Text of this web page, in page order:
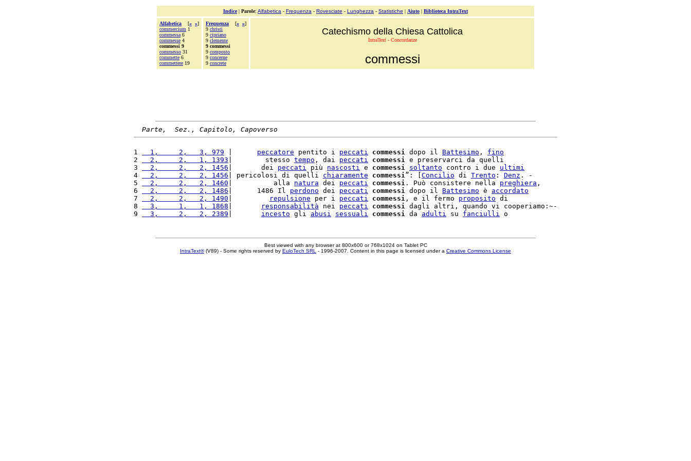
Indice| Parole: Alfabetica - Frequenza - Rovesciate - Lunghezza - Statistiche | Aiuto | Biblioteca IntraText
Alfabetica [« »]
commercium 1
commessa 6
commesse 4
commessi 9
commesso 31
commette 6
commettere 19
Frequenza [« »]
9 christi
9 cipriano
9 clemente
9 commessi
9 composto
9 concerne
9 concrete
Catechismo della Chiesa Cattolica
IntraText - Concordanze
commessi
Parte,  Sez., Capitolo, Capoverso
1
  1,     2,   3, 979
peccatore pentito i peccati commessi dopo il Battesimo , fino
2
  2,     2,   1, 1393
|        stesso tempo , dai peccati commessi e preservarci da quelli
3
  2,     2,   2, 1456
|       dei peccati più nascosti e commessi soltanto contro i due ultimi
4
  2,     2,   2, 1456
| pericolosi di quelli chiaramente commessi”: [ Concilio di Trento : Denz . -
5
  2,     2,   2, 1460
|          alla natura dei peccati commessi . Può consistere nella preghiera ,
6
  2,     2,   2, 1486
|      1486 Il perdono dei peccati commessi dopo il Battesimo è accordato
7
  2,     2,   2, 1490
repulsione per i peccati commessi , e il fermo proposito di
8
  3,     1,   1, 1868
responsabilità nei peccati commessi dagli altri, quando vi cooperiamo:~-
9
  3,     2,   2, 2389
incesto gli abusi sessuali commessi da adulti su fanciulli
Best viewed with any browser at 800x600 or 768x1024 on Tablet PC
IntraText®(V89) - Some rights reserved by EuloTech SRL - 1996-2007. Content in this page is licensed under a Creative Commons License